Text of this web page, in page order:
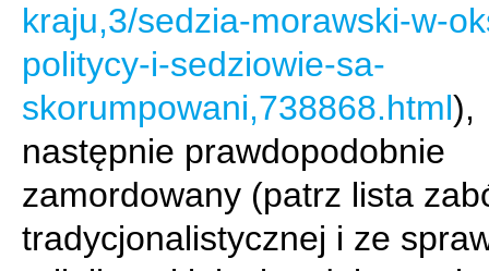
kraju,3/sedzia-morawski-w-
politycy-i-sedziowie-sa-
skorumpowani,738868.html),
następnie prawdopodobnie
zamordowany (patrz lista
tradycjonalistycznej i ze